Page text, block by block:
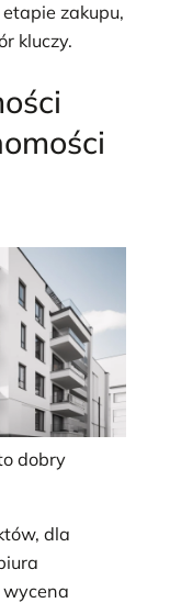
zakupu,
kluczy.
dobry
dla
wycena